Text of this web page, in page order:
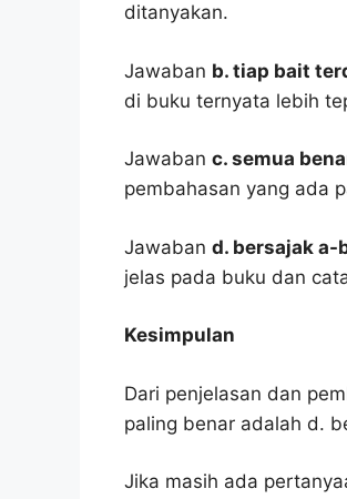
ditanyakan.
Jawaban b. tiap bait
di buku ternyata lebih
Jawaban c. semua
pembahasan yang ada
Jawaban d. bersajak a-
jelas pada buku dan
Kesimpulan
Dari penjelasan dan
paling benar adalah d.
Jika masih ada